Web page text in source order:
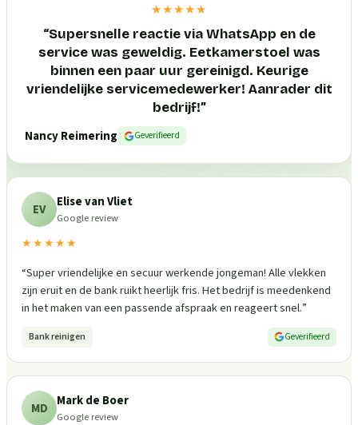
★★★★★
“Supersnelle reactie via WhatsApp en de
service was geweldig. Eetkamerstoel was
binnen een paar uur gereinigd. Keurige
vriendelijke servicemedewerker! Aanrader dit
bedrijf!”
Nancy Reimering
Geverifieerd
EV Elise van Vliet
Google review
★★★★★
“Super vriendelijke en secuur werkende jongeman! Alle vlekken
zijn eruit en de bank ruikt heerlijk fris. Het bedrijf is meedenkend
in het maken van een passende afspraak en reageert snel.”
Bank reinigen Geverifieerd
MD Mark de Boer
Google review